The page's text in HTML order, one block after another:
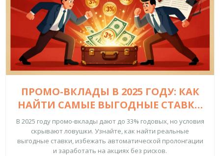
ПРОМО-ВКЛАДЫ В 2025 ГОДУ: КАК
НАЙТИ САМЫЕ ВЫГОДНЫЕ СТАВКИ
И НЕ ПОПАСТЬ В ЛОВУШКУ
В 2025 году промо-вклады дают до 33% годовых, но условия
скрывают ловушки. Узнайте, как найти реальные
выгодные ставки, избежать автоматической пролонгации
и заработать на акциях без рисков.